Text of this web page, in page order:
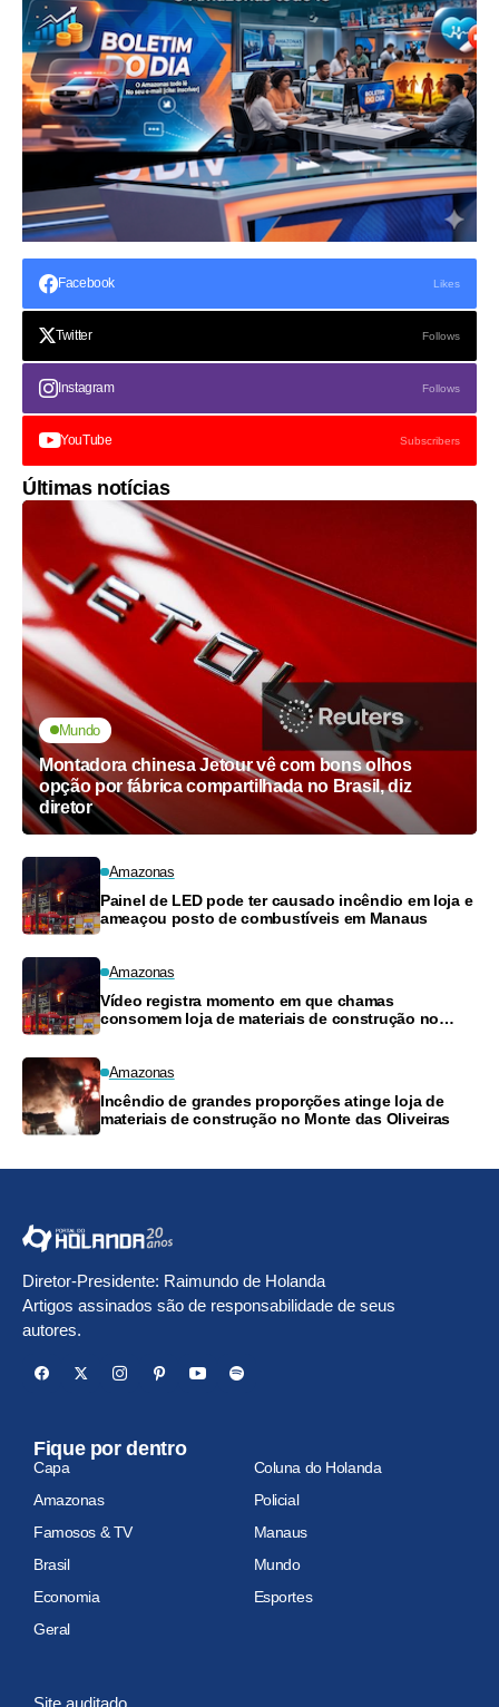
Facebook Likes
Twitter Follows
Instagram Follows
YouTube Subscribers
Últimas notícias
Mundo
Montadora chinesa Jetour vê com bons olhos
opção por fábrica compartilhada no Brasil, diz
diretor
Amazonas
Painel de LED pode ter causado incêndio em loja e
ameaçou posto de combustíveis em Manaus
Amazonas
Vídeo registra momento em que chamas
consomem loja de materiais de construção no
Amazonas
Incêndio de grandes proporções atinge loja de
materiais de construção no Monte das Oliveiras
Diretor-Presidente: Raimundo de Holanda
Artigos assinados são de responsabilidade de seus
autores.
Fique por dentro
Capa
Coluna do Holanda
Amazonas
Policial
Famosos & TV
Manaus
Brasil
Mundo
Economia
Esportes
Geral
Site auditado